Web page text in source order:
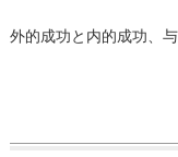
外的成功と内的成功、